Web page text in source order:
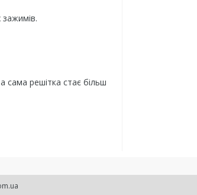
сама решітка стає більш